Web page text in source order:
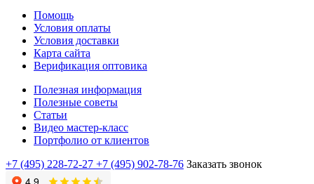
Помощь
Условия оплаты
Условия доставки
Карта сайта
Верификация оптовика
Полезная информация
Полезные советы
Статьи
Видео мастер-класс
Портфолио от клиентов
+7 (495) 228-72-27 +7 (495) 902-78-76 Заказать звонок